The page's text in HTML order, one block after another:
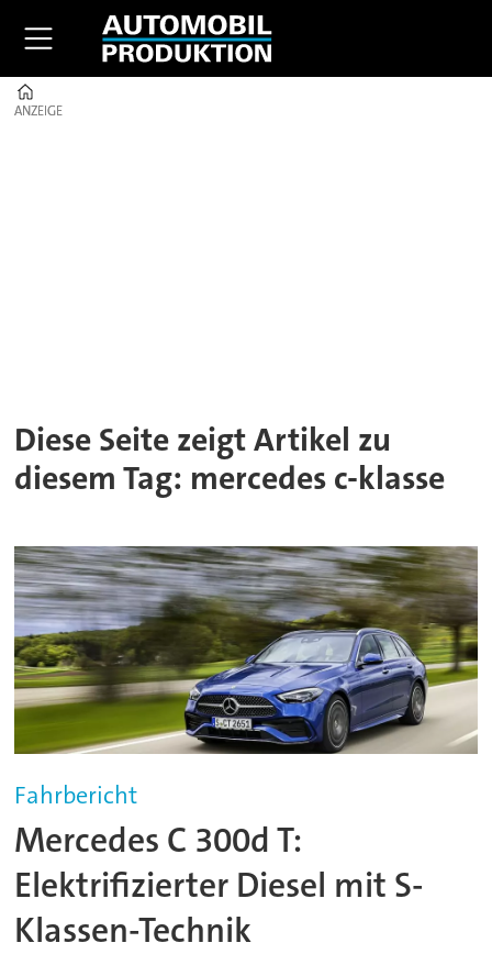
ANZEIGE
ANZEIGE
Diese Seite zeigt Artikel zu
diesem Tag: mercedes c-klasse
Fahrbericht
Mercedes C 300d T:
Elektrifizierter Diesel mit S-
Klassen-Technik